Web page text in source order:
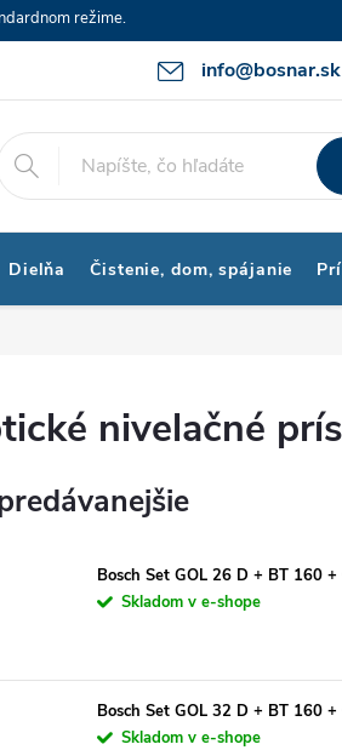
režime.
info@bosnar.sk
a Doprava Kontakty Obchodné
Dielňa Čistenie, dom, spájanie
nivelačné
Bosch Set GOL 26 D + BT 160
Skladom v e-shope
Bosch Set GOL 32 D + BT 160
Skladom v e-shope